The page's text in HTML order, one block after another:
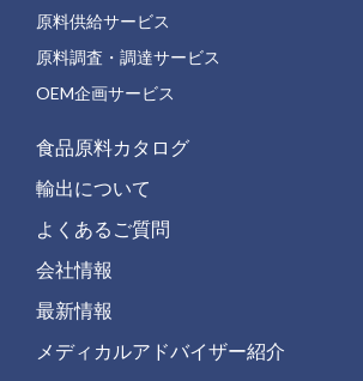
原料供給サービス
原料調査・調達サービス
OEM企画サービス
食品原料カタログ
輸出について
よくあるご質問
会社情報
最新情報
メディカルアドバイザー紹介